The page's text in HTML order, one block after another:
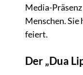
Media-
Menschen.
feiert.
Der „Dua